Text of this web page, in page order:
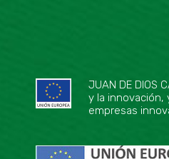
JUAN DE DIOS
y la innovación,
empresas